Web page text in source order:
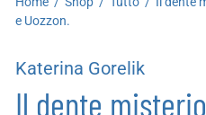
e Uozzon.
Katerina Gorelik
Il dente